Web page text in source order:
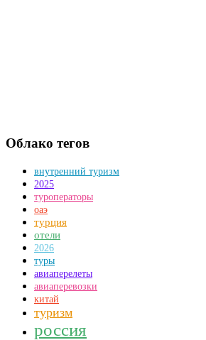
Облако тегов
внутренний туризм
2025
туроператоры
оаэ
турция
отели
2026
туры
авиаперелеты
авиаперевозки
китай
туризм
россия